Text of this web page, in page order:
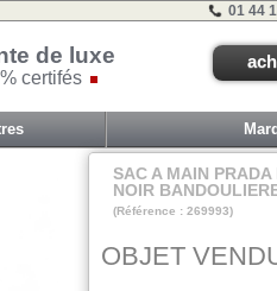
01 44
de luxe
certifés
SAC A MAIN
NOIR
(Référence : 269993)
OBJET